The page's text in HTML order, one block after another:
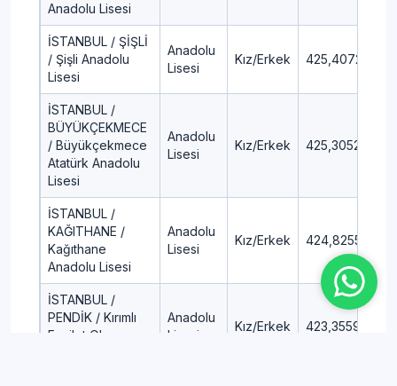
Anadolu Lisesi
İSTANBUL / ŞİŞLİ
/ Şişli Anadolu
Lisesi
Anadolu
Lisesi
Kız/Erkek 425,4072
İSTANBUL /
BÜYÜKÇEKMECE
/ Büyükçekmece
Atatürk Anadolu
Lisesi
Anadolu
Lisesi
Kız/Erkek 425,3052
İSTANBUL /
KAĞITHANE /
Kağıthane
Anadolu Lisesi
Anadolu
Lisesi
Kız/Erkek 424,8255
İSTANBUL /
PENDİK / Kırımlı
Fazilet Olcay
Anadolu
Lisesi
Kız/Erkek 423,3559